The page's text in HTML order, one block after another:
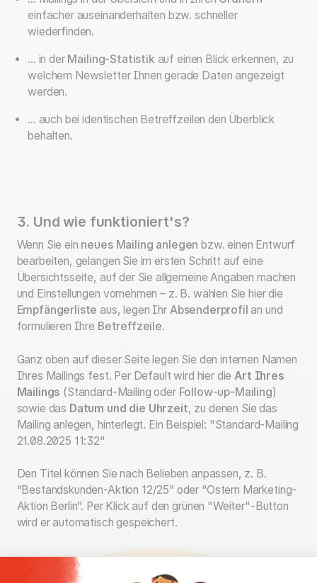
einfacher auseinanderhalten bzw. schneller
wiederfinden.
... in der Mailing-Statistik auf einen Blick erkennen, zu
welchem Newsletter Ihnen gerade Daten angezeigt
werden.
... auch bei identischen Betreffzeilen den Überblick
behalten.
3. Und wie funktioniert's?
Wenn Sie ein neues Mailing anlegen bzw. einen Entwurf
bearbeiten, gelangen Sie im ersten Schritt auf eine
Übersichtsseite, auf der Sie allgemeine Angaben machen
und Einstellungen vornehmen – z. B. wählen Sie hier die
Empfängerliste aus, legen Ihr Absenderprofil an und
formulieren Ihre Betreffzeile.
Ganz oben auf dieser Seite legen Sie den internen Namen
Ihres Mailings fest. Per Default wird hier dieArt Ihres
Mailings (Standard-Mailing oder Follow-up-Mailing)
sowie das Datum und die Uhrzeit, zu denen Sie das
Mailing anlegen, hinterlegt. Ein Beispiel: "Standard-Mailing
21.08.2025 11:32"
Den Titel können Sie nach Belieben anpassen, z. B.
“Bestandskunden-Aktion 12/25” oder “Ostern Marketing-
Aktion Berlin”. Per Klick auf den grünen "Weiter"-Button
wird er automatisch gespeichert.